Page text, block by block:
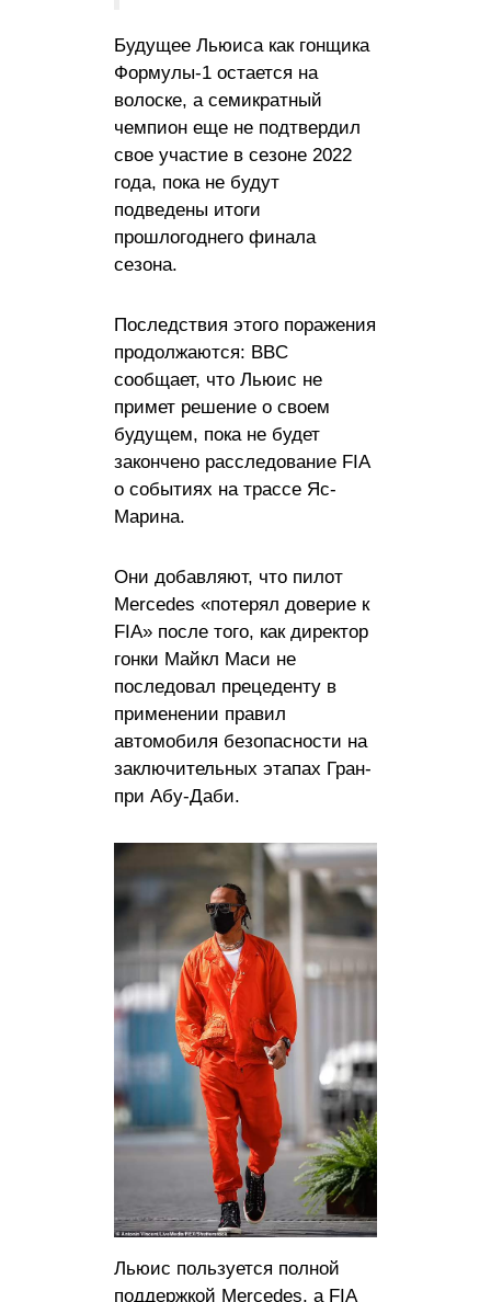
Будущее Льюиса как гонщика
Формулы-1 остается на
волоске, а семикратный
чемпион еще не подтвердил
свое участие в сезоне 2022
года, пока не будут
подведены итоги
прошлогоднего финала
сезона.
Последствия этого поражения
продолжаются: BBC
сообщает, что Льюис не
примет решение о своем
будущем, пока не будет
закончено расследование FIA
о событиях на трассе Яс-
Марина.
Они добавляют, что пилот
Mercedes «потерял доверие к
FIA» после того, как директор
гонки Майкл Маси не
последовал прецеденту в
применении правил
автомобиля безопасности на
заключительных этапах Гран-
при Абу-Даби.
Льюис пользуется полной
поддержкой Mercedes, а FIA